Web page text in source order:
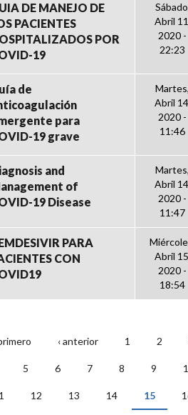
DE MANEJO DE
PACIENTES
POR
19
Abril
2020 -
22:23
de
para
19 grave
Martes,
Abril
2020 -
11:46
and
of
19 Disease
Martes,
Abril
2020 -
11:47
PARA
CON
Abril
2020 -
18:54
‹ anterior 1 2
5 6 7 8 9
12 13 14 15